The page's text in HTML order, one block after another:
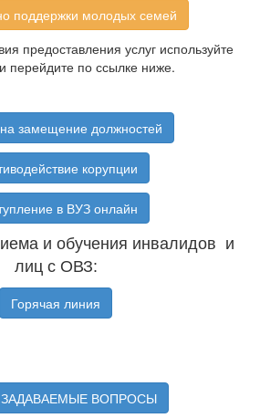
поддержки молодых семей
предоставления услуг используйте
перейдите по ссылке ниже.
замещение должностей
корупции
в ВУЗ онлайн
и обучения инвалидов и
лиц с ОВЗ:
Горячая линия
ВОПРОСЫ